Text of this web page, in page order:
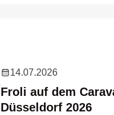
14.07.2026
Froli auf dem
Düsseldorf 2026